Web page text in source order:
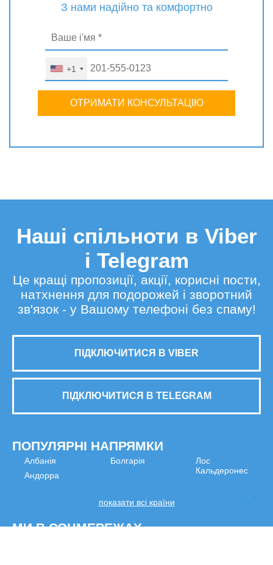
З нами надійно та комфортно
+1
ОТРИМАТИ КОНСУЛЬТАЦІЮ
Наші спільноти в Viber
і Telegram
Це кращі пропозиції, акції, корисні пости,
натхнення для подорожей і зворотний
зв'язок - у Вашому телефоні без спаму!
ПІДКЛЮЧИТИСЯ В VIBER
ПІДКЛЮЧИТИСЯ В TELEGRAM
ПОПУЛЯРНІ НАПРЯМКИ
Албанія
Андорра
Болгарія
Лос
Кальдеронес
показати всі країни
МИ В СОЦМЕРЕЖАХ